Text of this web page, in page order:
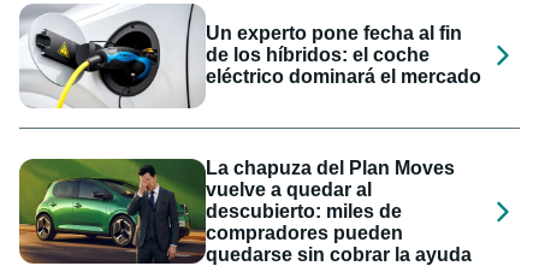
Un experto pone fecha al fin
de los híbridos: el coche
eléctrico dominará el mercado
La chapuza del Plan Moves
vuelve a quedar al
descubierto: miles de
compradores pueden
quedarse sin cobrar la ayuda